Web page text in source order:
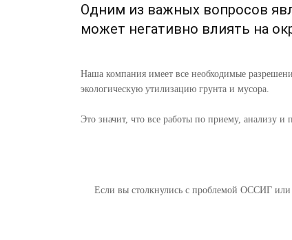
Одним из важных вопросов
может негативно влиять на
Наша компания имеет все необходимые
экологическую утилизацию грунта и мусора.
Это значит, что все работы по приему, анализу и
Если вы столкнулись с проблемой ОССИГ